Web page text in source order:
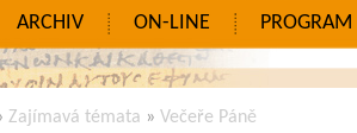
ARCHIV ON-LINE PROGRAM
Zajímavá témata » Večeře Páně